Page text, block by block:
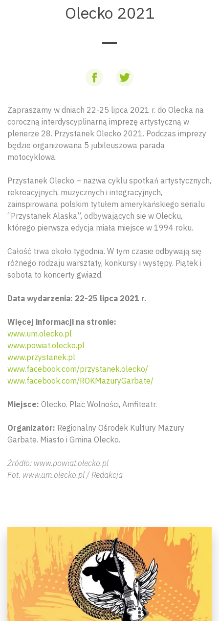
Olecko 2021
Zapraszamy w dniach 22-25 lipca 2021 r. do Olecka na
coroczną interdyscyplinarną imprezę artystyczną w
plenerze 28. Przystanek Olecko 2021. Podczas imprezy
będzie organizowana 5 jubileuszowa parada
motocyklowa.
Przystanek Olecko – nazwa cyklu spotkań artystycznych,
rekreacyjnych, muzycznych i integracyjnych,
zainspirowana polskim tytułem amerykańskiego serialu
“Przystanek Alaska”, odbywających się w Olecku,
którego pierwsza edycja miała miejsce w 1994 roku.
Całość trwa około tygodnia. W tym czasie odbywają się
różnego rodzaju warsztaty, konkursy i występy. Piątek i
sobota to koncerty gwiazd.
Data wydarzenia: 22-25 lipca 2021 r.
Więcej informacji na stronie:
www.um.olecko.pl
www.powiat.olecko.pl
www.przystanek.pl
www.facebook.com/przystanek.olecko/
www.facebook.com/ROKMazuryGarbate/
Miejsce: Olecko. Plac Wolności, Amfiteatr.
Organizator: Regionalny Ośrodek Kultury Mazury
Garbate. Miasto i Gmina Olecko.
Źródło: www.powiat.olecko.pl
Fot. www.um.olecko.pl / Redakcja